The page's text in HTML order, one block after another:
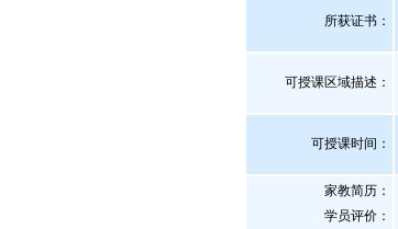
所获证书 ：
可授课区域描述：
可授课时间：
家教简历：
学员评价：